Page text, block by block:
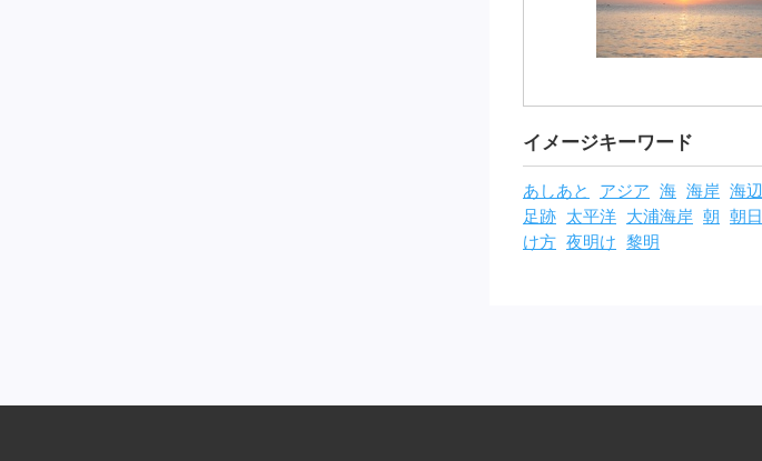
イメージキーワード
あしあと アジア 海 海岸 海辺
足跡
太平洋 大浦海岸 朝 朝日
け方 夜明け 黎明